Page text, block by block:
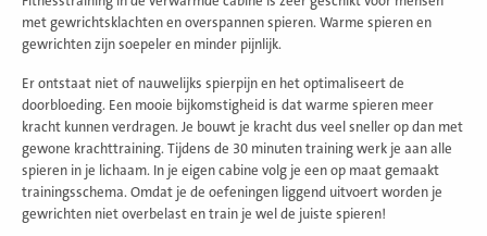
met gewrichtsklachten en overspannen spieren. Warme spieren en
gewrichten zijn soepeler en minder pijnlijk.
Er ontstaat niet of nauwelijks spierpijn en het optimaliseert de
doorbloeding. Een mooie bijkomstigheid is dat warme spieren meer
kracht kunnen verdragen. Je bouwt je kracht dus veel sneller op dan met
gewone krachttraining. Tijdens de 30 minuten training werk je aan alle
spieren in je lichaam. In je eigen cabine volg je een op maat gemaakt
trainingsschema. Omdat je de oefeningen liggend uitvoert worden je
gewrichten niet overbelast en train je wel de juiste spieren!